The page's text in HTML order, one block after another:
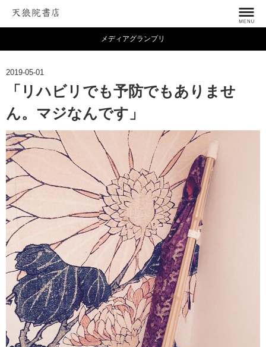
メディアグランプリ
2019-05-01
「リハビリでも予防でもありませ
ん。マジなんです」